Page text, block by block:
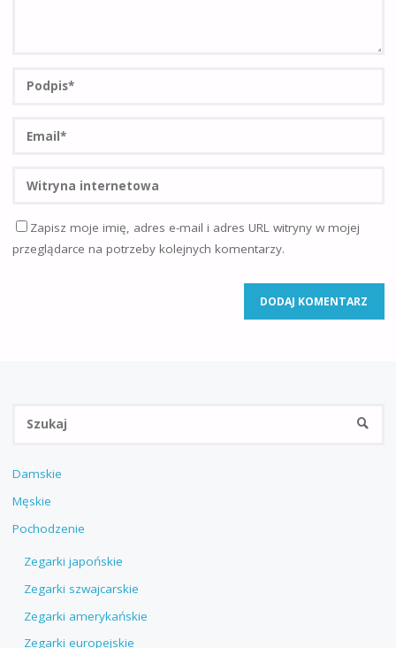
Zapisz moje imię, adres e-mail i adres URL witryny w mojej
przeglądarce na potrzeby kolejnych komentarzy.
Damskie
Męskie
Pochodzenie
Zegarki japońskie
Zegarki szwajcarskie
Zegarki amerykańskie
Zegarki europejskie